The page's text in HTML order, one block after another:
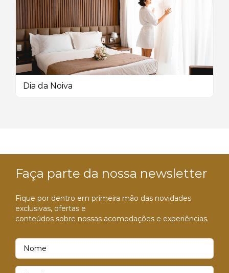
Dia da Noiva
Faça parte da nossa newsletter
Fique por dentro em primeira mão das novidades
exclusivas, ofertas e
conteúdos sobre nossas acomodações e experiências.